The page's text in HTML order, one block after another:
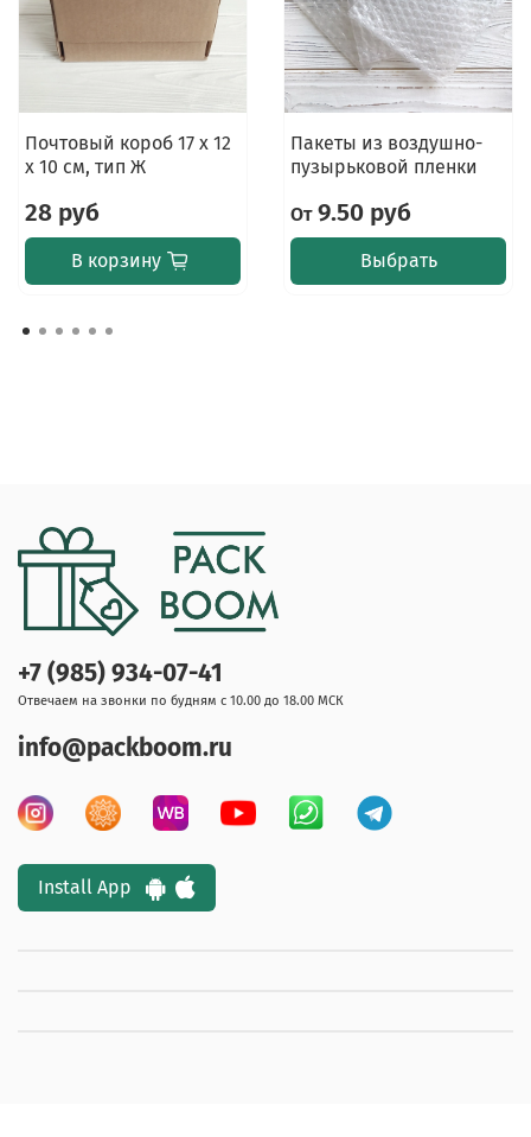
Почтовый короб 17 х 12
х 10 см, тип Ж
28 руб
В корзину
Пакеты из воздушно-
пузырьковой пленки
От9.50 руб
Выбрать
Install App
+7 (985) 934-07-41
Отвечаем на звонки по будням с 10.00 до 18.00 МСК
info@packboom.ru